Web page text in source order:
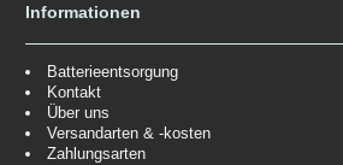
Informationen
Batterieentsorgung
Kontakt
Über uns
Versandarten & -kosten
Zahlungsarten